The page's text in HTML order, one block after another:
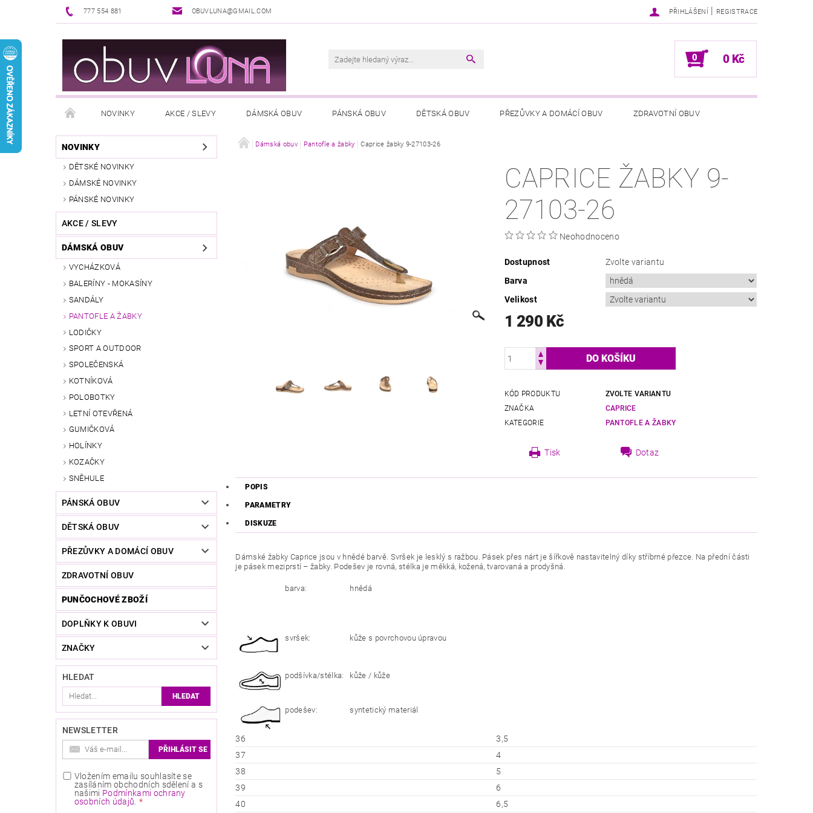
777 554 881 OBUVLUNA@GMAIL.COM PŘIHLÁŠENÍ | REGISTRACE
0 0 Kč
NOVINKY AKCE / SLEVY DÁMSKÁ OBUV PÁNSKÁ OBUV DĚTSKÁ OBUV PŘEZŮVKY A DOMÁCÍ OBUV ZDRAVOTNÍ OBUV
PUNČOCHOVÉ ZBOŽÍ DOPLŇKY K OBUVI VŠEOBECNÉ OBCHODNÍ PODMÍNKY PODMÍNKY OCHRANY OSOBNÍCH ÚDAJŮ
REKLAMAČNÍ ŘÁD
NOVINKY
DĚTSKÉ NOVINKY
DÁMSKÉ NOVINKY
PÁNSKÉ NOVINKY
AKCE / SLEVY
DÁMSKÁ OBUV
VYCHÁZKOVÁ
BALERÍNY - MOKASÍNY
SANDÁLY
PANTOFLE A ŽABKY
LODIČKY
SPORT A OUTDOOR
SPOLEČENSKÁ
KOTNÍKOVÁ
POLOBOTKY
LETNÍ OTEVŘENÁ
GUMIČKOVÁ
HOLÍNKY
KOZAČKY
SNĚHULE
PÁNSKÁ OBUV
DĚTSKÁ OBUV
PŘEZŮVKY A DOMÁCÍ OBUV
ZDRAVOTNÍ OBUV
PUNČOCHOVÉ ZBOŽÍ
DOPLŇKY K OBUVI
ZNAČKY
HLEDAT
NEWSLETTER
Vložením emailu souhlasíte se
zasíláním obchodních sdělení a s
našimi Podmínkami ochrany
osobních údajů
Dámská obuv Pantofle a žabky Caprice žabky 9-27103-26
CAPRICE ŽABKY 9-
27103-26
Neohodnoceno
Dostupnost
Zvolte variantu
Barva
Velikost
1 290 Kč
KÓD PRODUKTU
ZVOLTE VARIANTU
ZNAČKA
CAPRICE
KATEGORIE
PANTOFLE A ŽABKY
Tisk Dotaz
POPIS
PARAMETRY
DISKUZE
Dámské žabky Caprice jsou v hnědé barvě. Svršek je lesklý s ražbou. Pásek přes nárt je šířkově nastavitelný díky stříbrné přezce. Na přední části
je pásek meziprstí – žabky. Podešev je rovná, stélka je měkká, kožená, tvarovaná a prodyšná.
barva: hnědá
svršek: kůže s povrchovou úpravou
podšívka/stélka: kůže / kůže
podešev: syntetický materiál
36
3,5
37
4
38
5
39
6
40
6,5